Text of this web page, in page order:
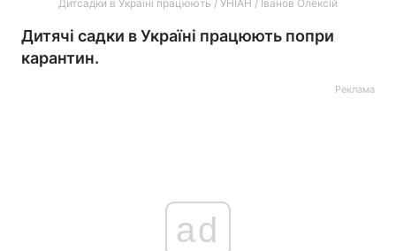
Дитсадки в Україні працюють / УНІАН / Іванов Олексій
Дитячі садки в Україні працюють попри
карантин.
Реклама
ad